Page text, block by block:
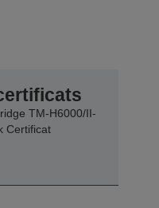
TM-H6000/II-
Certificat